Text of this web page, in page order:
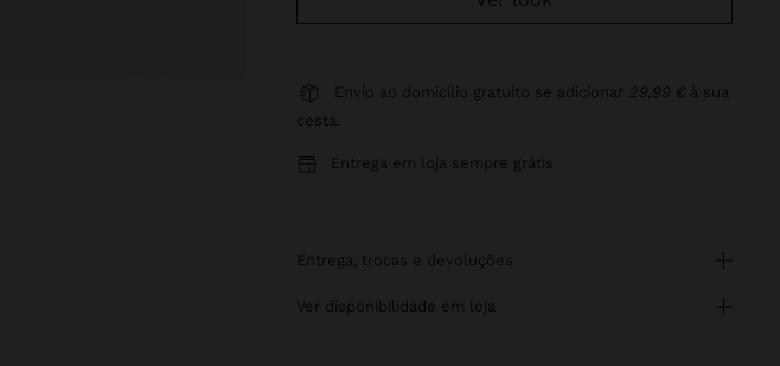
Envio ao domicílio gratuito se adicionar 29,99 € à sua
cesta.
Entrega em loja sempre grátis
entrega, trocas e devoluções
ver disponibilidade em loja